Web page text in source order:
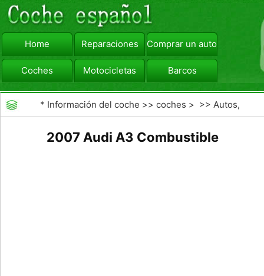
Home Reparaciones Comprar un automóvil
Coches Motocicletas Barcos
viajar Camiones
* Información del coche >>coches > >>Autos,
2007 Audi A3 Combustible